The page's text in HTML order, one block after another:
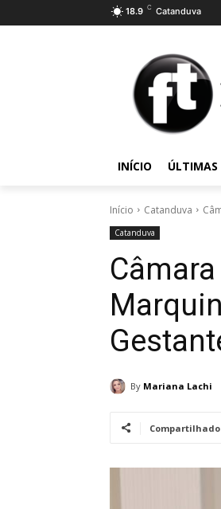
18.9 C Catanduva
INÍCIO ÚLTIMAS
Início Catanduva
Catanduva
By Mariana Lachi
Compartilhado